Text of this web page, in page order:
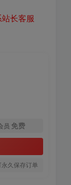
长客服
员 免费
久保存订单